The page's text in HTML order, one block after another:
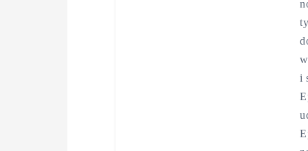
i